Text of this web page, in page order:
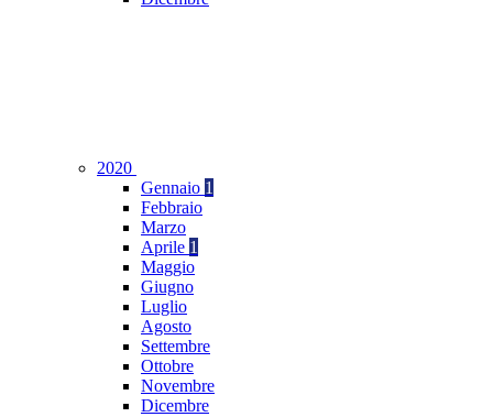
2020
Gennaio 1
Febbraio
Marzo
Aprile 1
Maggio
Giugno
Luglio
Agosto
Settembre
Ottobre
Novembre
Dicembre